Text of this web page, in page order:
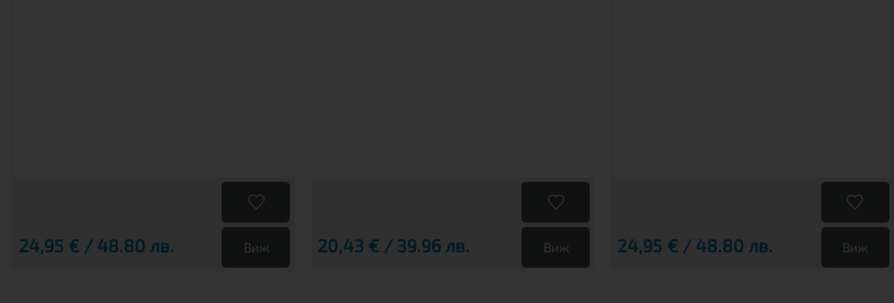
24,95 € / 48.80 лв. Виж 20,43 € / 39.96 лв. Виж 24,95 € / 48.80 лв. Виж